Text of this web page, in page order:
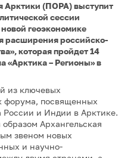
Арктики (ПОРА) выступит
сессии
геоэкономике
расширения российско-
которая пройдет 14
«Арктика – Регионы» в
из ключевых
форума, посвященных
России и Индии в Арктике.
Архангельская
звеном новых
и научно-